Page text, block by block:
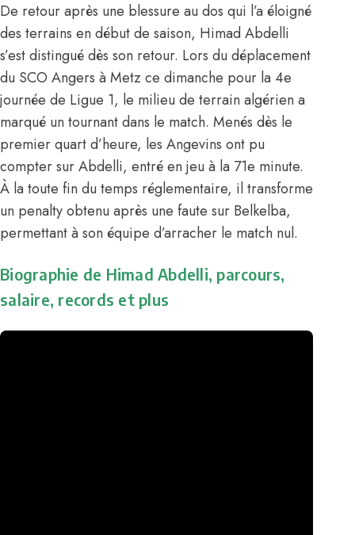
De retour après une blessure au dos qui l’a éloigné
des terrains en début de saison, Himad Abdelli
s’est distingué dès son retour. Lors du déplacement
du SCO Angers à Metz ce dimanche pour la 4e
journée de Ligue 1, le milieu de terrain algérien a
marqué un tournant dans le match. Menés dès le
premier quart d’heure, les Angevins ont pu
compter sur Abdelli, entré en jeu à la 71e minute.
À la toute fin du temps réglementaire, il transforme
un penalty obtenu après une faute sur Belkelba,
permettant à son équipe d’arracher le match nul.
Biographie de Himad Abdelli, parcours,
salaire, records et plus